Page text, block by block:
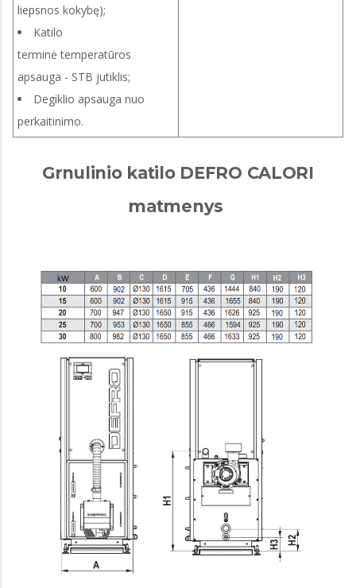
liepsnos kokybę);
Katilo
terminė temperatūros
apsauga - STB jutiklis;
Degiklio apsauga nuo
perkaitinimo.
Grnulinio katilo DEFRO CALORI
matmenys